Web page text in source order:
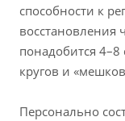
способности к
восстановления
понадобится 4–8
кругов и
Персонально